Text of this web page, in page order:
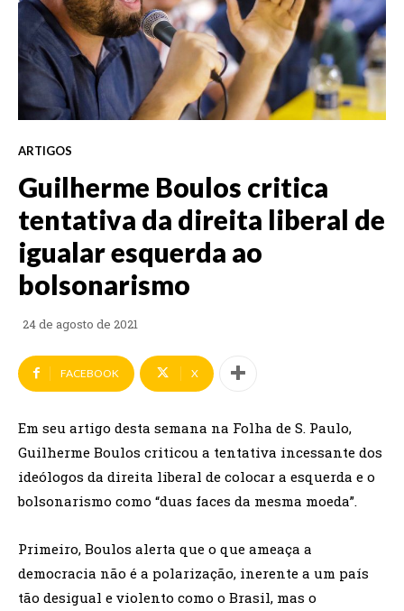
ARTIGOS
Guilherme Boulos critica
tentativa da direita liberal de
igualar esquerda ao
bolsonarismo
24 de agosto de 2021
FACEBOOK X
Em seu artigo desta semana na Folha de S. Paulo,
Guilherme Boulos criticou a tentativa incessante dos
ideólogos da direita liberal de colocar a esquerda e o
bolsonarismo como “duas faces da mesma moeda”.
Primeiro, Boulos alerta que o que ameaça a
democracia não é a polarização, inerente a um país
tão desigual e violento como o Brasil, mas o